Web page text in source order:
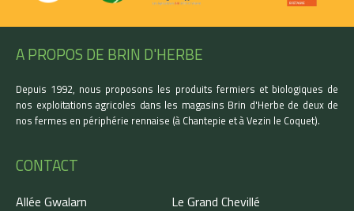
A PROPOS DE BRIN D'HERBE
Depuis 1992, nous proposons les produits fermiers et biologiques de
nos exploitations agricoles dans les magasins Brin d'Herbe de deux de
nos fermes en périphérie rennaise (à Chantepie et à Vezin le Coquet).
CONTACT
Allée Gwalarn
Le Grand Chevillé